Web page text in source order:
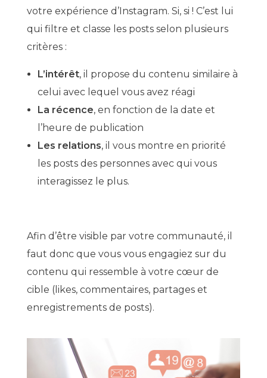
votre expérience d’Instagram. Si, si ! C’est lui
qui filtre et classe les posts selon plusieurs
critères :
L’intérêt, il propose du contenu similaire à
celui avec lequel vous avez réagi
La récence, en fonction de la date et
l’heure de publication
Les relations, il vous montre en priorité
les posts des personnes avec qui vous
interagissez le plus.
Afin d’être visible par votre communauté, il
faut donc que vous vous engagiez sur du
contenu qui ressemble à votre cœur de
cible (likes, commentaires, partages et
enregistrements de posts).